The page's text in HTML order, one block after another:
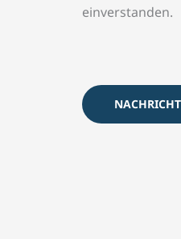
einverstanden.